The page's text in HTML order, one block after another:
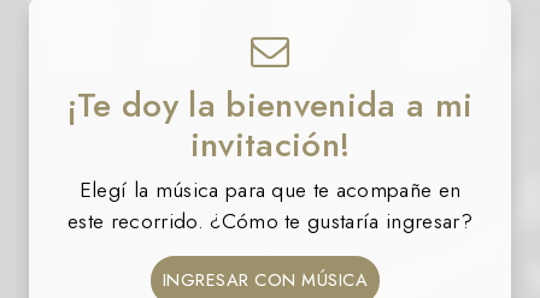
¡Te doy la bienvenida a mi
invitación!
Elegí la música para que te acompañe en
este recorrido. ¿Cómo te gustaría ingresar?
INGRESAR CON MÚSICA